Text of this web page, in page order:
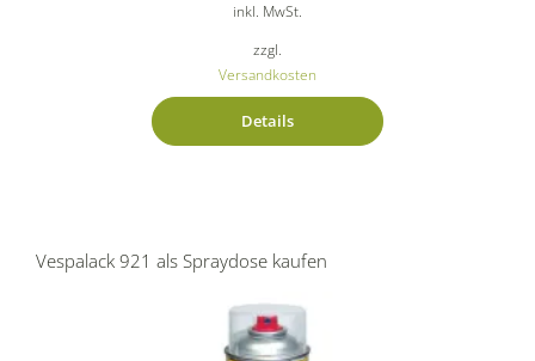
inkl. MwSt.
zzgl.
Versandkosten
Details
Vespalack 921 als Spraydose kaufen